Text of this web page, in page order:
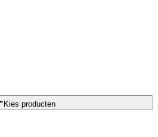
Kies producten